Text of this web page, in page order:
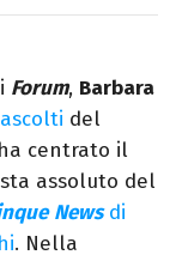
viaggi e
Forum, Barbara
ascolti del
centrato il
assoluto del
Newsdi
. Nella